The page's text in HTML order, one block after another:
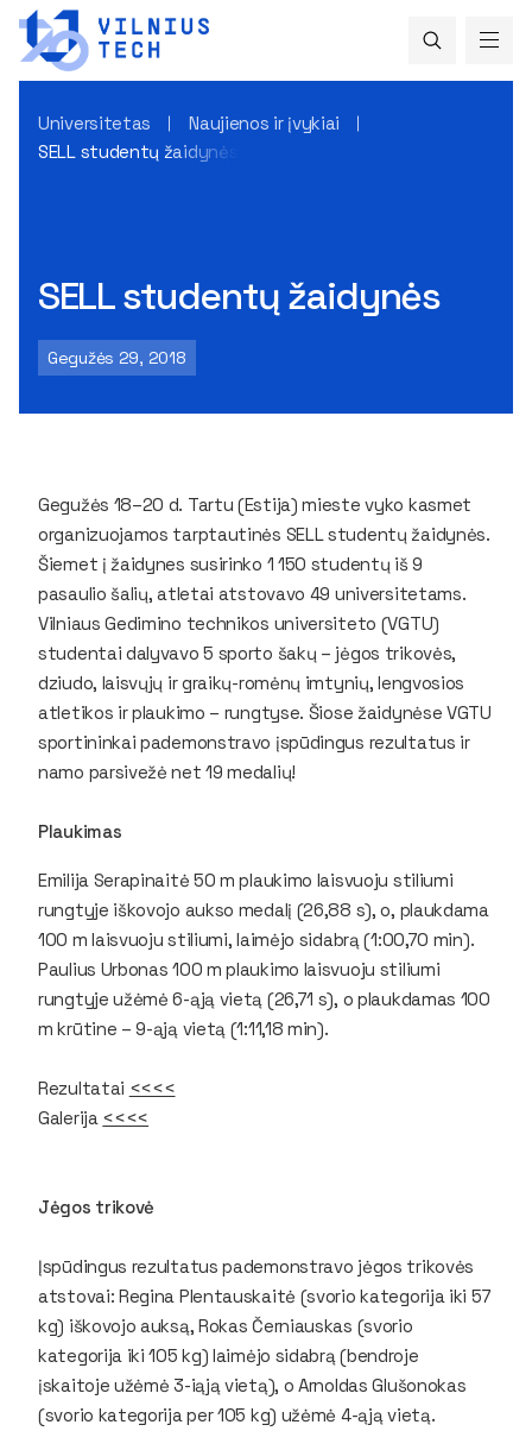
Universitetas
Naujienos ir įvykiai
SELL studentų žaidynės
SELL studentų žaidynės
Gegužės 29, 2018
Gegužės 18–20 d. Tartu (Estija) mieste vyko kasmet
organizuojamos tarptautinės SELL studentų žaidynės.
Šiemet į žaidynes susirinko 1 150 studentų iš 9
pasaulio šalių, atletai atstovavo 49 universitetams.
Vilniaus Gedimino technikos universiteto (VGTU)
studentai dalyvavo 5 sporto šakų – jėgos trikovės,
dziudo, laisvųjų ir graikų-romėnų imtynių, lengvosios
atletikos ir plaukimo – rungtyse. Šiose žaidynėse VGTU
sportininkai pademonstravo įspūdingus rezultatus ir
namo parsivežė net 19 medalių!
Plaukimas
Emilija Serapinaitė 50 m plaukimo laisvuoju stiliumi
rungtyje iškovojo aukso medalį (26,88 s), o, plaukdama
100 m laisvuoju stiliumi, laimėjo sidabrą (1:00,70 min).
Paulius Urbonas 100 m plaukimo laisvuoju stiliumi
rungtyje užėmė 6-ąją vietą (26,71 s), o plaukdamas 100
m krūtine – 9-ąją vietą (1:11,18 min).
Rezultatai <<<<
Galerija <<<<
Jėgos trikovė
Įspūdingus rezultatus pademonstravo jėgos trikovės
atstovai: Regina Plentauskaitė (svorio kategorija iki 57
kg) iškovojo auksą, Rokas Černiauskas (svorio
kategorija iki 105 kg) laimėjo sidabrą (bendroje
įskaitoje užėmė 3-iąją vietą), o Arnoldas Glušonokas
(svorio kategorija per 105 kg) užėmė 4-ąją vietą.